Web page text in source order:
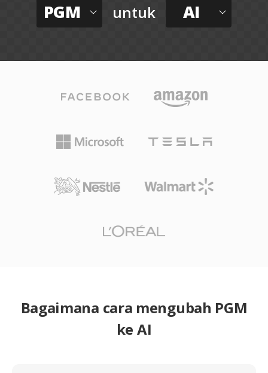
PGM untuk AI
Bagaimana cara mengubah PGM
ke AI